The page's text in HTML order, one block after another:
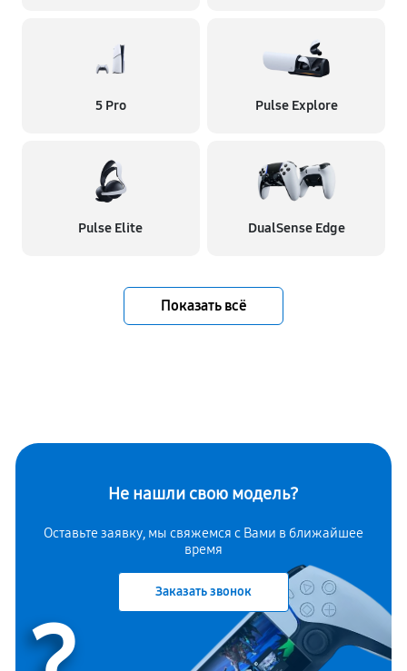
5 Pro Pulse Explore
Pulse Elite DualSense Edge
Показать всё
Не нашли свою модель?
Оставьте заявку, мы свяжемся с Вами в ближайшее
время
Заказать звонок